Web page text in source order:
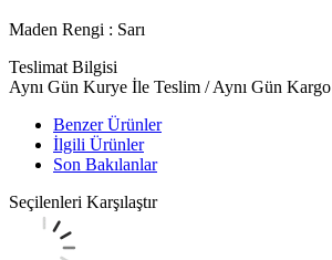
Maden Rengi : Sarı
Teslimat Bilgisi
Aynı Gün Kurye İle Teslim / Aynı Gün Kargo
Benzer Ürünler
İlgili Ürünler
Son Bakılanlar
Seçilenleri Karşılaştır